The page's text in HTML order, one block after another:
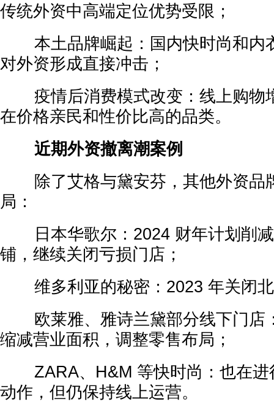
传统外资中高端定位优势受限；
本土品牌崛起：国内快时尚和内
对外资形成直接冲击；
疫情后消费模式改变：线上购物
在价格亲民和性价比高的品类。
近期外资撤离潮案例
除了艾格与黛安芬，其他外资品
局：
日本华歌尔：2024 财年计划削减
铺，继续关闭亏损门店；
维多利亚的秘密：2023 年关闭北
欧莱雅、雅诗兰黛部分线下门店
缩减营业面积，调整零售布局；
ZARA、H&M 等快时尚：也在进
动作，但仍保持线上运营。